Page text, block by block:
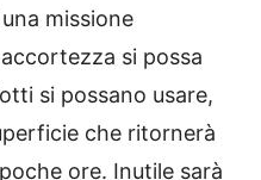
missione
si possa
si possano usare,
che ritornerà
ore. Inutile sarà